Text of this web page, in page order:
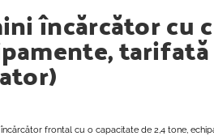
încărcător cu
frontal cu o capacitate de 2,4 tone,